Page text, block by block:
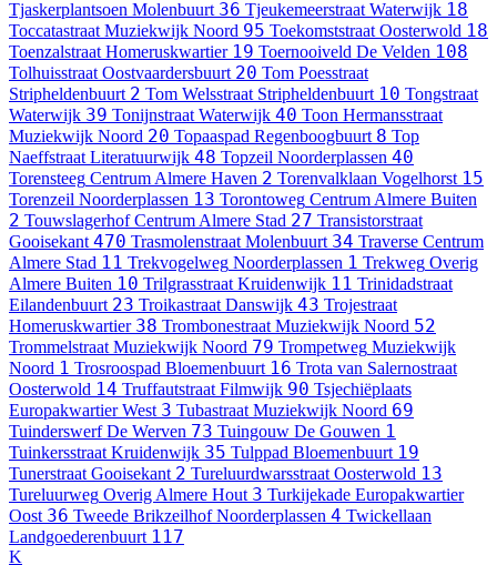
Tjaskerplantsoen Molenbuurt 36 Tjeukemeerstraat Waterwijk 18
Toccatastraat Muziekwijk Noord 95 Toekomststraat Oosterwold 18
Toenzalstraat Homeruskwartier 19 Toernooiveld De Velden 108
Tolhuisstraat Oostvaardersbuurt 20 Tom Poesstraat
Stripheldenbuurt 2 Tom Welsstraat Stripheldenbuurt 10 Tongstraat
Waterwijk 39 Tonijnstraat Waterwijk 40 Toon Hermansstraat
Muziekwijk Noord 20 Topaaspad Regenboogbuurt 8 Top
Naeffstraat Literatuurwijk 48 Topzeil Noorderplassen 40
Torensteeg Centrum Almere Haven 2 Torenvalklaan Vogelhorst 15
Torenzeil Noorderplassen 13 Torontoweg Centrum Almere Buiten
2 Touwslagerhof Centrum Almere Stad 27 Transistorstraat
Gooisekant 470 Trasmolenstraat Molenbuurt 34 Traverse Centrum
Almere Stad 11 Trekvogelweg Noorderplassen 1 Trekweg Overig
Almere Buiten 10 Trilgrasstraat Kruidenwijk 11 Trinidadstraat
Eilandenbuurt 23 Troikastraat Danswijk 43 Trojestraat
Homeruskwartier 38 Trombonestraat Muziekwijk Noord 52
Trommelstraat Muziekwijk Noord 79 Trompetweg Muziekwijk
Noord 1 Trosroospad Bloemenbuurt 16 Trota van Salernostraat
Oosterwold 14 Truffautstraat Filmwijk 90 Tsjechiëplaats
Europakwartier West 3 Tubastraat Muziekwijk Noord 69
Tuinderswerf De Werven 73 Tuingouw De Gouwen 1
Tuinkersstraat Kruidenwijk 35 Tulppad Bloemenbuurt 19
Tunerstraat Gooisekant 2 Tureluurdwarsstraat Oosterwold 13
Tureluurweg Overig Almere Hout 3 Turkijekade Europakwartier
Oost 36 Tweede Brikzeilhof Noorderplassen 4 Twickellaan
Landgoederenbuurt 117
K